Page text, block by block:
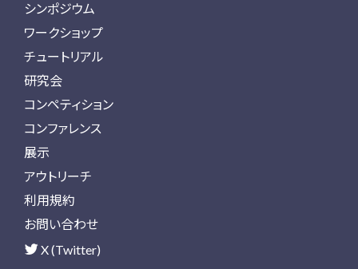
シンポジウム
ワークショップ
チュートリアル
研究会
コンペティション
コンファレンス
展示
アウトリーチ
利用規約
お問い合わせ
X (Twitter)